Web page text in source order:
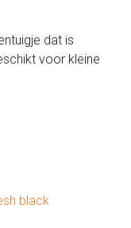
dat is
voor kleine
black